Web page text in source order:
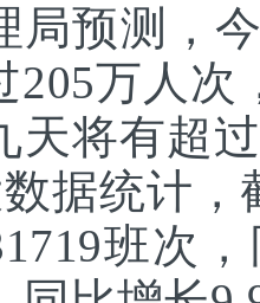
局预测，
205万人次
天将有超
据统计
班次